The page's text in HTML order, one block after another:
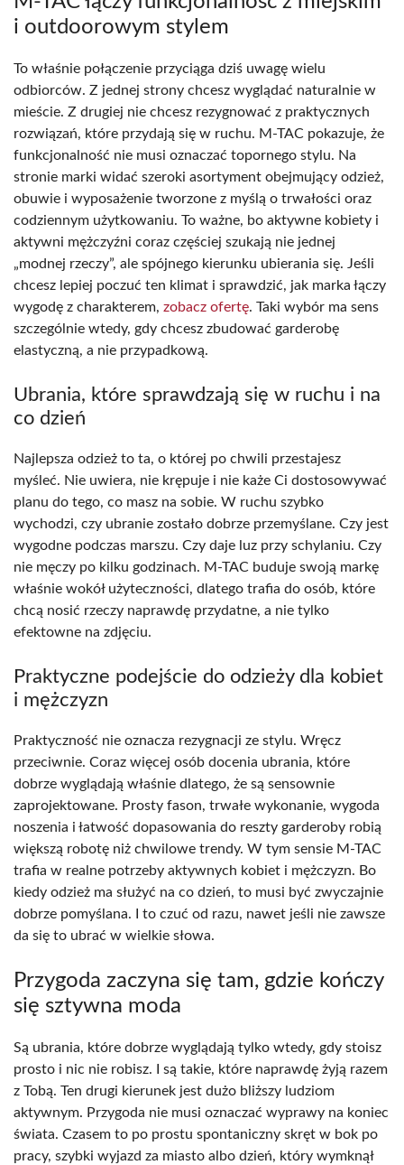
i outdoorowym stylem
To właśnie połączenie przyciąga dziś uwagę wielu
odbiorców. Z jednej strony chcesz wyglądać naturalnie w
mieście. Z drugiej nie chcesz rezygnować z praktycznych
rozwiązań, które przydają się w ruchu. M-TAC pokazuje, że
funkcjonalność nie musi oznaczać topornego stylu. Na
stronie marki widać szeroki asortyment obejmujący odzież,
obuwie i wyposażenie tworzone z myślą o trwałości oraz
codziennym użytkowaniu. To ważne, bo aktywne kobiety i
aktywni mężczyźni coraz częściej szukają nie jednej
„modnej rzeczy”, ale spójnego kierunku ubierania się. Jeśli
chcesz lepiej poczuć ten klimat i sprawdzić, jak marka łączy
wygodę z charakterem, zobacz ofertę. Taki wybór ma sens
szczególnie wtedy, gdy chcesz zbudować garderobę
elastyczną, a nie przypadkową.
Ubrania, które sprawdzają się w ruchu i na
co dzień
Najlepsza odzież to ta, o której po chwili przestajesz
myśleć. Nie uwiera, nie krępuje i nie każe Ci dostosowywać
planu do tego, co masz na sobie. W ruchu szybko
wychodzi, czy ubranie zostało dobrze przemyślane. Czy jest
wygodne podczas marszu. Czy daje luz przy schylaniu. Czy
nie męczy po kilku godzinach. M-TAC buduje swoją markę
właśnie wokół użyteczności, dlatego trafia do osób, które
chcą nosić rzeczy naprawdę przydatne, a nie tylko
efektowne na zdjęciu.
Praktyczne podejście do odzieży dla kobiet
i mężczyzn
Praktyczność nie oznacza rezygnacji ze stylu. Wręcz
przeciwnie. Coraz więcej osób docenia ubrania, które
dobrze wyglądają właśnie dlatego, że są sensownie
zaprojektowane. Prosty fason, trwałe wykonanie, wygoda
noszenia i łatwość dopasowania do reszty garderoby robią
większą robotę niż chwilowe trendy. W tym sensie M-TAC
trafia w realne potrzeby aktywnych kobiet i mężczyzn. Bo
kiedy odzież ma służyć na co dzień, to musi być zwyczajnie
dobrze pomyślana. I to czuć od razu, nawet jeśli nie zawsze
da się to ubrać w wielkie słowa.
Przygoda zaczyna się tam, gdzie kończy
się sztywna moda
Są ubrania, które dobrze wyglądają tylko wtedy, gdy stoisz
prosto i nic nie robisz. I są takie, które naprawdę żyją razem
z Tobą. Ten drugi kierunek jest dużo bliższy ludziom
aktywnym. Przygoda nie musi oznaczać wyprawy na koniec
świata. Czasem to po prostu spontaniczny skręt w bok po
pracy, szybki wyjazd za miasto albo dzień, który wymknął